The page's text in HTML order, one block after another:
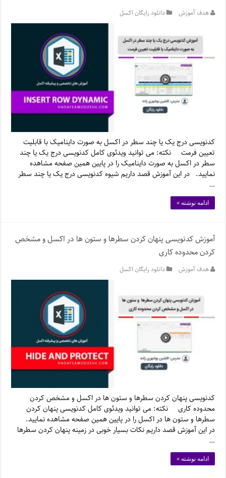
هدف آموزش دانلود رایگان اکسل
کدنویسی درج یک یا چند سطر در اکسل به صورت داینامیک با قابلیت
تعیین فرمت نکته: می توانید ویدئوی کامل کدنویسی درج یک یا چند
سطر در اکسل به صورت داینامیک را در پایین همین صفحه مشاهده
نمایید. در این آموزش قصد داریم شیوه کدنویسی درج یک یا چند سطر
…
ادامه نوشته »
آموزش کدنویسی پنهان کردن سطرها و ستون ها در اکسل و مشخص
کردن محدوده کاری
هدف آموزش دانلود رایگان اکسل
کدنویسی پنهان کردن سطرها و ستون ها در اکسل و مشخص کردن
محدوده کاری نکته: می توانید ویدئوی کامل کدنویسی پنهان کردن
سطرها و ستون ها در اکسل را در پایین همین صفحه مشاهده نمایید.
در این آموزش قصد داریم نکات بسیار خوبی در زمینه پنهان کردن سطرها
…
ادامه نوشته »